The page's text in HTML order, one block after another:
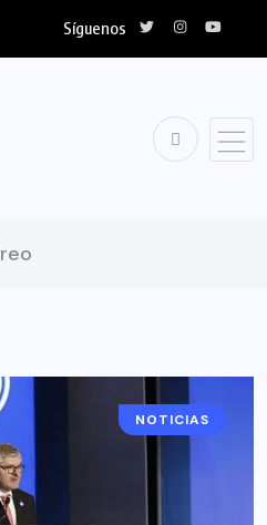
Síguenos
NOTICIAS